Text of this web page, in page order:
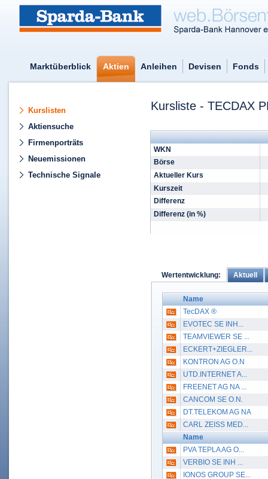
Marktüberblick Aktien Anleihen Devisen Fonds
Kurslisten
Aktiensuche
Firmenporträts
Neuemissionen
Technische Signale
Kursliste - TECDAX
WKN
Börse
Aktueller Kurs
Kurszeit
Differenz
Differenz (in %)
Wertentwicklung: Aktuell
Name
TecDAX ®
EVOTEC SE INH...
TEAMVIEWER SE ...
ECKERT+ZIEGLER...
KONTRON AG O.N
UTD.INTERNET A...
FREENET AG NA ...
CANCOM SE O.N.
DT.TELEKOM AG NA
CARL ZEISS MED...
Name
PVA TEPLA AG O...
VERBIO SE INH ...
IONOS GROUP SE...